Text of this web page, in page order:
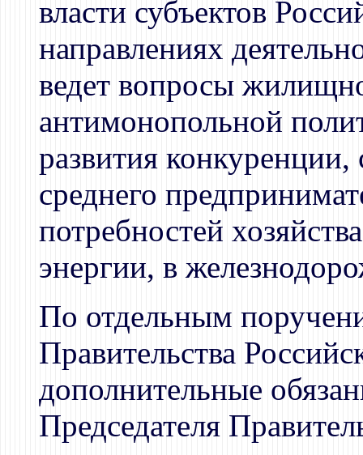
власти субъектов
направлениях
ведет вопросы
антимонопольной
развития конкуренции,
среднего
потребностей
энергии, в
По отдельным
Правительства
дополнительные
Председателя